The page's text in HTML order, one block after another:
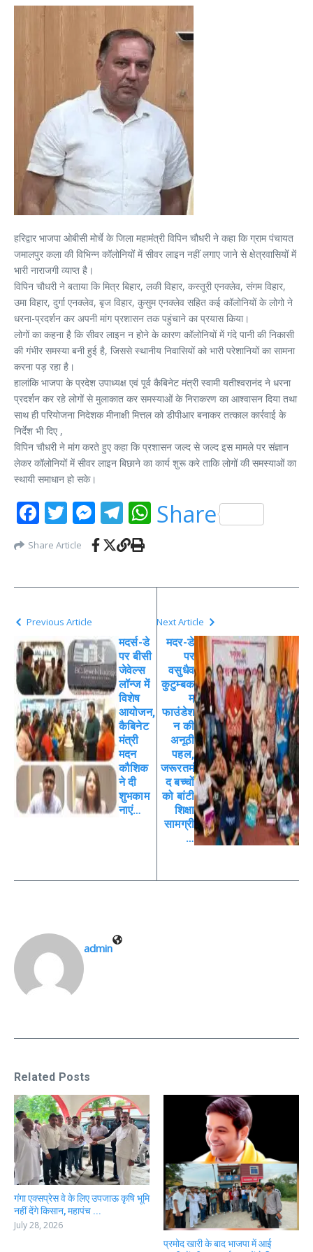
हरिद्वार भाजपा ओबीसी मोर्चे के जिला महामंत्री विपिन चौधरी ने कहा कि ग्राम पंचायत
जमालपुर कला की विभिन्न कॉलोनियों में सीवर लाइन नहीं लगाए जाने से क्षेत्रवासियों में
भारी नाराजगी व्याप्त है।
विपिन चौधरी ने बताया कि मित्र बिहार, लकी विहार, कस्तूरी एनक्लेव, संगम विहार,
उमा विहार, दुर्गा एनक्लेव, बृज विहार, कुसुम एनक्लेव सहित कई कॉलोनियों के लोगो ने
धरना-प्रदर्शन कर अपनी मांग प्रशासन तक पहुंचाने का प्रयास किया।
लोगों का कहना है कि सीवर लाइन न होने के कारण कॉलोनियों में गंदे पानी की निकासी
की गंभीर समस्या बनी हुई है, जिससे स्थानीय निवासियों को भारी परेशानियों का सामना
करना पड़ रहा है।
हालांकि भाजपा के प्रदेश उपाध्यक्ष एवं पूर्व कैबिनेट मंत्री स्वामी यतीश्वरानंद ने धरना
प्रदर्शन कर रहे लोगों से मुलाकात कर समस्याओं के निराकरण का आश्वासन दिया तथा
साथ ही परियोजना निदेशक मीनाक्षी मित्तल को डीपीआर बनाकर तत्काल कार्रवाई के
निर्देश भी दिए ,
विपिन चौधरी ने मांग करते हुए कहा कि प्रशासन जल्द से जल्द इस मामले पर संज्ञान
लेकर कॉलोनियों में सीवर लाइन बिछाने का कार्य शुरू करे ताकि लोगों की समस्याओं का
स्थायी समाधान हो सके।
Facebook
Twitter
Messenger
Telegram
WhatsApp
Share
Share Article
Previous Article
मदर्स-डे
पर बीसी
जेवेल्स
लॉन्ज में
विशेष
आयोजन,
कैबिनेट
मंत्री
मदन
कौशिक
ने दी
शुभकाम
नाएं…
Next Article
मदर-डे
पर
वसुधैव
कुटुम्बक
म्
फाउंडेश
न की
अनूठी
पहल,
जरूरतमं
द बच्चों
को बांटी
शिक्षा
सामग्री
…
admin
Related Posts
गंगा एक्सप्रेस वे के लिए उपजाऊ कृषि भूमि
नहीं देंगे किसान, महापंच ...
July 28, 2026
प्रमोद खारी के बाद भाजपा में आई